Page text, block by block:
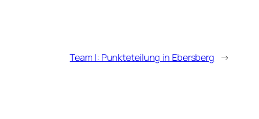
Team I: Punkteteilung in Ebersberg →